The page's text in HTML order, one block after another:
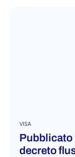
VISA
Pubblicato
decreto